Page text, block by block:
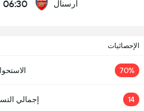
أرسنال 06:30 م
الإحصائيات
70%
14 إجمالي